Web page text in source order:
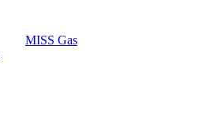
MISS Gas